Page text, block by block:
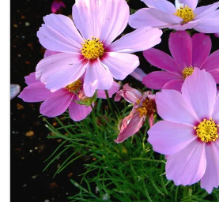
なるよう全力で頑張ります！引